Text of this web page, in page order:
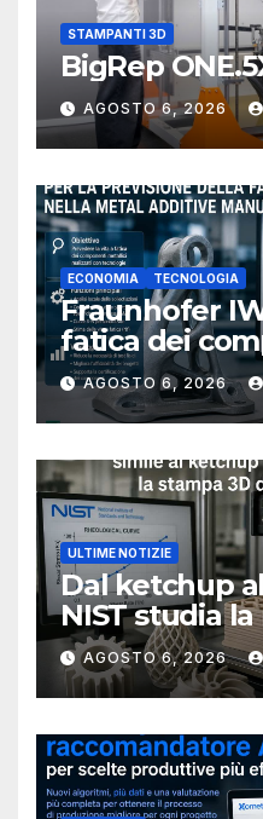
STAMPANTI 3D
BigRep
AGOSTO 6, 2026
ECONOMIA TECNOLOGIA
Fraunhofer
fatica dei
metallici
AGOSTO 6, 2026
ULTIME NOTIZIE
Dal ketchup
NIST studia
rendere più
stampa 3D
AGOSTO 6, 2026